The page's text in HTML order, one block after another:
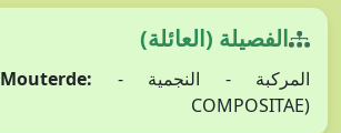
الفصيلة (العائلة)
المركبة - النجمية - ASTERACEA ( Mouterde:
COMPOSITAE)